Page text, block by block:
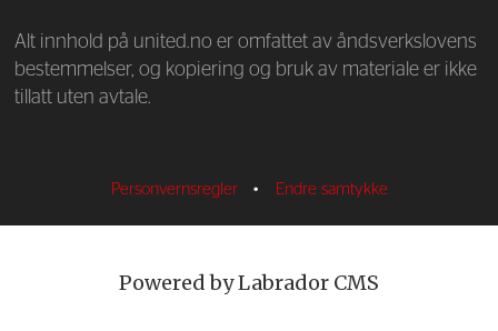
Alt innhold på united.no er omfattet av åndsverkslovens
bestemmelser, og kopiering og bruk av materiale er ikke
tillatt uten avtale.
Personvernsregler • Endre samtykke
Powered by Labrador CMS